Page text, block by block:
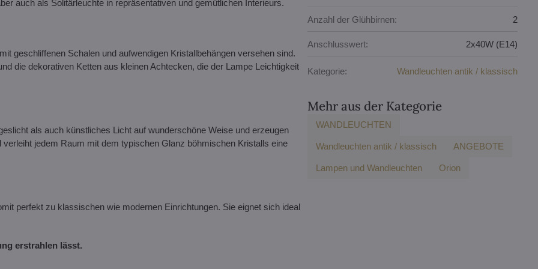
auch als Solitärleuchte in repräsentativen und gemütlichen Interieurs.
geschliffenen Schalen und aufwendigen Kristallbehängen versehen sind.
die dekorativen Ketten aus kleinen Achtecken, die der Lampe Leichtigkeit
als auch künstliches Licht auf wunderschöne Weise und erzeugen
jedem Raum mit dem typischen Glanz böhmischen Kristalls eine
perfekt zu klassischen wie modernen Einrichtungen. Sie eignet sich ideal
erstrahlen lässt.
Anzahl der Glühbirnen: 2
Anschlusswert: 2x40W (E14)
Kategorie: Wandleuchten antik / klassisch
Mehr aus der Kategorie
WANDLEUCHTEN
Wandleuchten antik / klassisch ANGEBOTE
Lampen und Wandleuchten Orion